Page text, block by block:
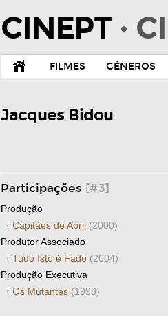
CINEPT ·
FILMES GÉNEROS
Jacques Bidou
Participações [#3]
Produção
· Capitães de Abril (2000)
Produtor Associado
· Tudo Isto é Fado (2004)
Produção Executiva
· Os Mutantes (1998)